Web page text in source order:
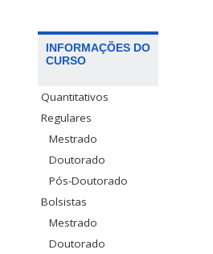
INFORMAÇÕES DO
CURSO
Quantitativos
Regulares
Mestrado
Doutorado
Pós-Doutorado
Bolsistas
Mestrado
Doutorado